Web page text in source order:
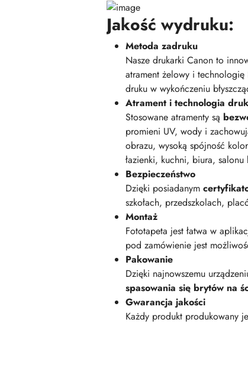
Jakość wydruku:
Metoda zadruku
Nasze drukarki Canon to
atrament żelowy i technologię
druku w wykończeniu
Atrament i technologia
Stosowane atramenty są
promieni UV, wody i
obrazu, wysoką spójność
łazienki, kuchni, biura,
Bezpieczeństwo
Dzięki posiadanym
szkołach, przedszkolach,
Montaż
Fototapeta jest łatwa w
pod zamówienie jest
Pakowanie
Dzięki najnowszemu
spasowania się brytów na
Gwarancja jakości
Każdy produkt produkowany